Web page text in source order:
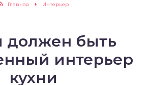
Главная Интерьер
должен быть
интерьер
кухни